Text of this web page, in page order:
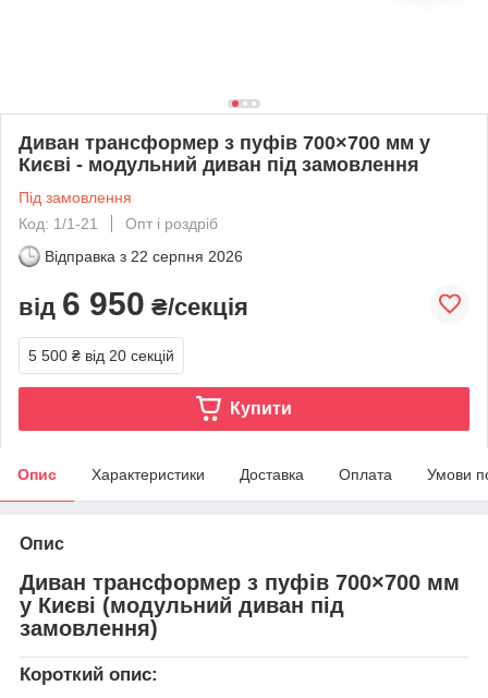
Диван трансформер з пуфів 700×700 мм у
Києві - модульний диван під замовлення
Під замовлення
Код: 1/1-21
Опт і роздріб
Відправка з 22 серпня 2026
від 6 950 ₴/секція
5 500 ₴ від 20 секцій
Купити
Опис Характеристики Доставка Оплата Умови
Опис
Диван трансформер з пуфів 700×700 мм
у Києві (модульний диван під
замовлення)
Короткий опис: